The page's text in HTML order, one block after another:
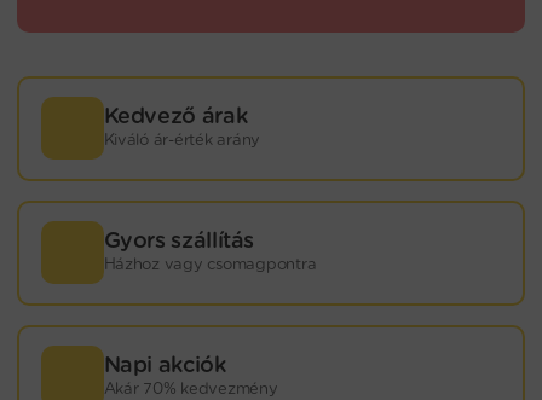
Kedvező árak
Kiváló ár-érték arány
Gyors szállítás
Házhoz vagy csomagpontra
Napi akciók
Akár 70% kedvezmény